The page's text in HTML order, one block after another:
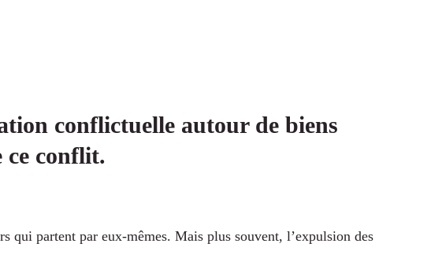
conflictuelle autour de biens
ce conflit.
qui partent par eux-mêmes. Mais plus souvent, l’expulsion des